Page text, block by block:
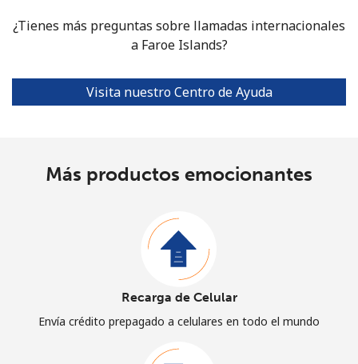
¿Tienes más preguntas sobre llamadas internacionales
a Faroe Islands?
Visita nuestro Centro de Ayuda
Más productos emocionantes
Recarga de Celular
Envía crédito prepagado a celulares en todo el mundo